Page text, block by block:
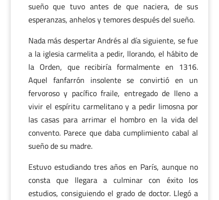
sueño que tuvo antes de que naciera, de sus
esperanzas, anhelos y temores después del sueño.
Nada más despertar Andrés al día siguiente, se fue
a la iglesia carmelita a pedir, llorando, el hábito de
la Orden, que recibiría formalmente en 1316.
Aquel fanfarrón insolente se convirtió en un
fervoroso y pacífico fraile, entregado de lleno a
vivir el espíritu carmelitano y a pedir limosna por
las casas para arrimar el hombro en la vida del
convento. Parece que daba cumplimiento cabal al
sueño de su madre.
Estuvo estudiando tres años en París, aunque no
consta que llegara a culminar con éxito los
estudios, consiguiendo el grado de doctor. Llegó a